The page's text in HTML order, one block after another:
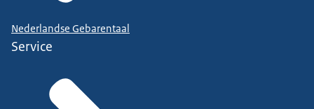
Nederlandse Gebarentaal
Service